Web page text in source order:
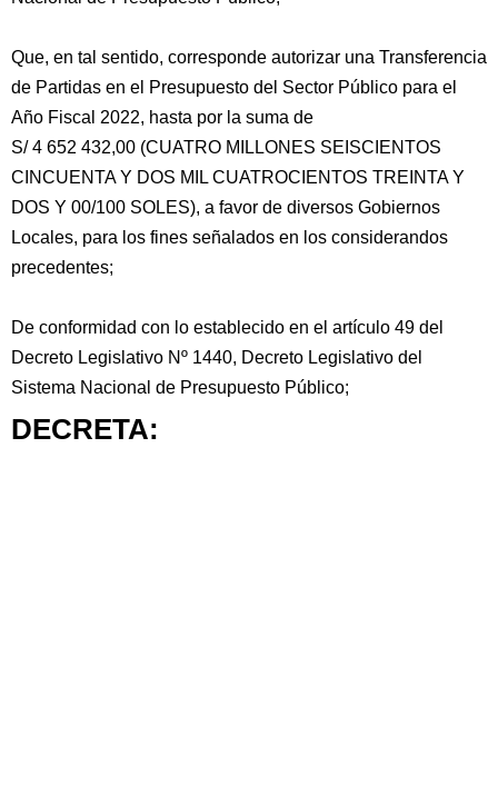
Que, en tal sentido, corresponde autorizar una Transferencia
de Partidas en el Presupuesto del Sector Público para el
Año Fiscal 2022, hasta por la suma de
S/ 4 652 432,00 (CUATRO MILLONES SEISCIENTOS
CINCUENTA Y DOS MIL CUATROCIENTOS TREINTA Y
DOS Y 00/100 SOLES), a favor de diversos Gobiernos
Locales, para los fines señalados en los considerandos
precedentes;
De conformidad con lo establecido en el artículo 49 del
Decreto Legislativo Nº 1440, Decreto Legislativo del
Sistema Nacional de Presupuesto Público;
DECRETA: